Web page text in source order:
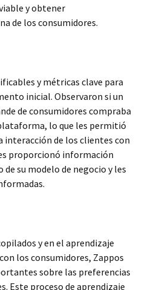
y obtener
de los consumidores.
y métricas clave para
inicial. Observaron si un
de consumidores compraba
lo que les permitió
interacción de los clientes con
proporcionó información
su modelo de negocio y les
y en el aprendizaje
los consumidores, Zappos
sobre las preferencias
Este proceso de aprendizaje